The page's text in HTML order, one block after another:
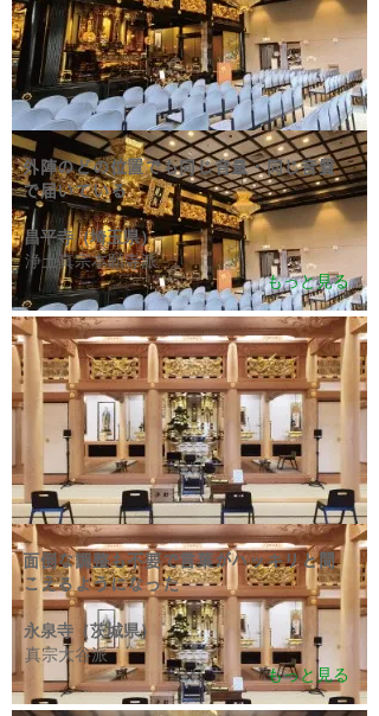
外陣のどの位置でも同じ音量・同じ音質
で届いている
昌平寺（埼玉県）
浄土真宗本願寺派
もっと見る
面倒な調整も不要で言葉がハッキリと聞
こえるようになった
永泉寺（茨城県）
真宗大谷派
もっと見る